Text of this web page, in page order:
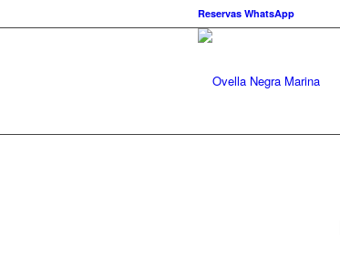
Reservas WhatsApp